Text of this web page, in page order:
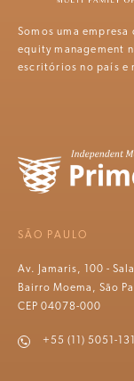
Somos uma
equity management
escritórios no país e
SÃO PAULO
Av. Jamaris, 100 - Sala
Bairro Moema, São
CEP 04078-000
+55 (11) 5051-